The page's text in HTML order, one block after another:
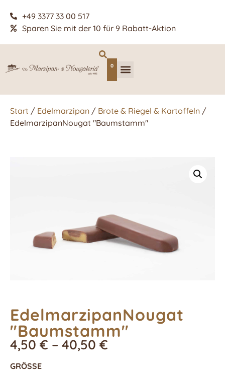
+49 3377 33 00 517
Sparen Sie mit der 10 für 9 Rabatt-Aktion
0
Start / Edelmarzipan / Brote & Riegel & Kartoffeln /
EdelmarzipanNougat "Baumstamm"
EdelmarzipanNougat
"Baumstamm"
4,50 € – 40,50 €
GRÖSSE